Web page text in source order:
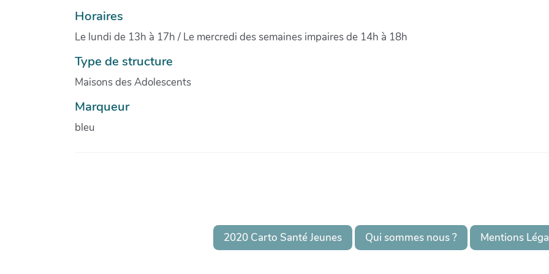
Horaires
Le lundi de 13h à 17h / Le mercredi des semaines impaires de 14h à 18h
Type de structure
Maisons des Adolescents
Marqueur
bleu
2020 Carto Santé Jeunes Qui sommes nous ? Mentions